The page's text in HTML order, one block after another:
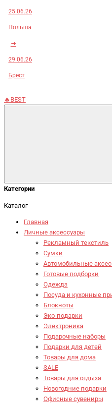
25.06.26
Польша
➜
29.06.26
Брест
🔥BEST
Категории
Каталог
Главная
Личные аксессуары
Рекламный текстиль
Сумки
Автомобильные
Готовые подборки
Одежда
Посуда и кухонные
Блокноты
Эко-подарки
Электроника
Подарочные наборы
Подарки для детей
Товары для дома
SALE
Товары для отдыха
Новогодние подарки
Офисные сувениры